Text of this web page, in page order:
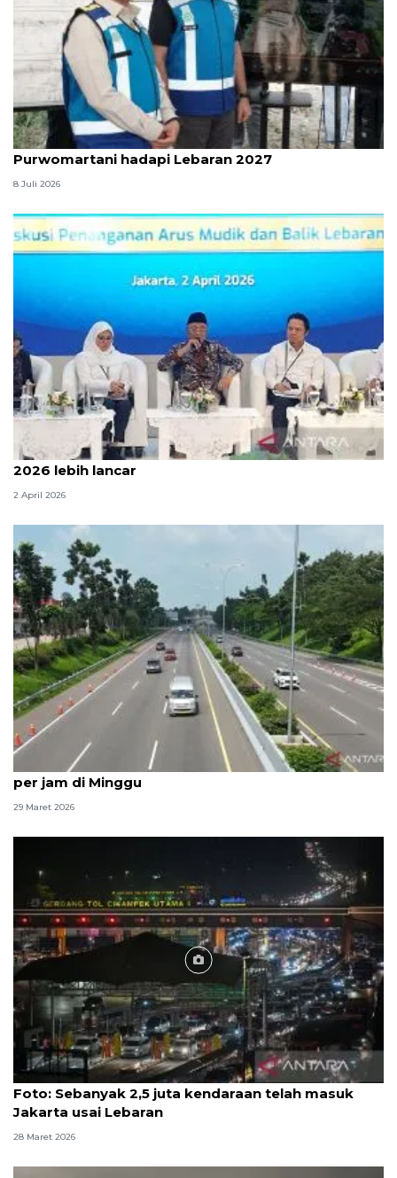
Kemenhub perkuat jalan Tol Prambanan-
Purwomartani hadapi Lebaran 2027
8 Juli 2026
Menteri PU sebut arus mudik dan balik Lebaran
2026 lebih lancar
2 April 2026
Pengelola: 3.000-3.500 kendaraan lintasi Tol Cipali
per jam di Minggu
29 Maret 2026
Foto
Foto: Sebanyak 2,5 juta kendaraan telah masuk
Jakarta usai Lebaran
28 Maret 2026